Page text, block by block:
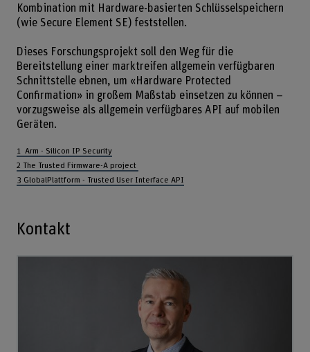
Kombination mit Hardware-basierten Schlüsselspeichern
(wie Secure Element SE) feststellen.
Dieses Forschungsprojekt soll den Weg für die
Bereitstellung einer marktreifen allgemein verfügbaren
Schnittstelle ebnen, um «Hardware Protected
Confirmation» in großem Maßstab einsetzen zu können –
vorzugsweise als allgemein verfügbares API auf mobilen
Geräten.
1 Arm - Silicon IP Security
2 The Trusted Firmware-A project
3 GlobalPlattform - Trusted User Interface API
Kontakt